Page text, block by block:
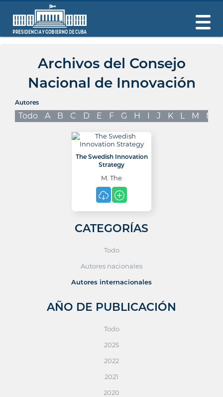
Archivos del Consejo
Nacional de Innovación
Autores
Todo A B C D E F G H I J K L M N
The Swedish Innovation
Strategy
M. The
CATEGORÍAS
Todo
Autores nacionales
Autores internacionales
AÑO DE PUBLICACIÓN
Todo
2025
2022
2021
2020